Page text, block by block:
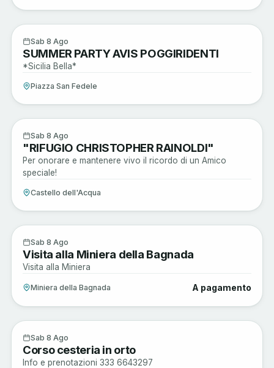
Sagre e Tradizioni
Sab 8 Ago
SUMMER PARTY AVIS POGGIRIDENTI
*Sicilia Bella*
Piazza San Fedele
Active
Sab 8 Ago
"RIFUGIO CHRISTOPHER RAINOLDI"
Per onorare e mantenere vivo il ricordo di un Amico
speciale!
Castello dell'Acqua
Sagre e Tradizioni
Sab 8 Ago
Visita alla Miniera della Bagnada
Visita alla Miniera
Miniera della Bagnada A pagamento
Arte e Cultura
Sab 8 Ago
Corso cesteria in orto
Info e prenotazioni 333 6643297